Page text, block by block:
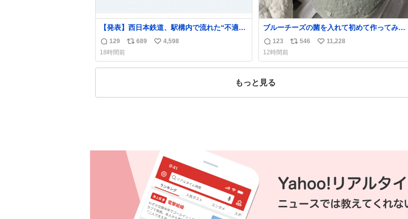
【発表】西日本鉄道、駅構内で流れた“不適切
音声”に声明「被害届も検討」
news.livedoor.com/article/detail… 4日に西
鉄福岡（天神）駅および薬院駅で発生した駅
構内放送事案について声明を公表した。「第
返
信
数
129
リ
ス
689
い
ね
4,598
18時間前
ブルーチーズの菌を入れて初めて作ってみた
チーズなんだけど 本能でちょっとヤバいと思
っちゃう見た目だな
返
信
数
123
リ
ス
546
い
ね
11,228
12時間前
もっと見る